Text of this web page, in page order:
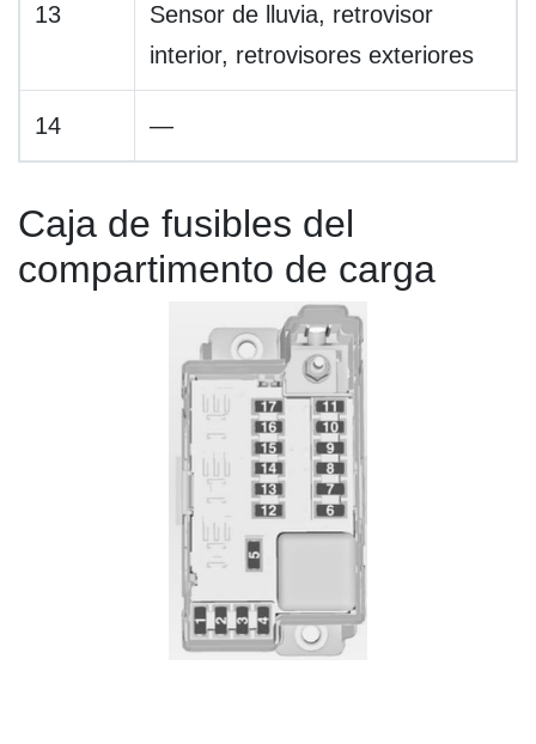
13
Sensor de lluvia, retrovisor
interior, retrovisores exteriores
14 —
Caja de fusibles del
compartimento de carga